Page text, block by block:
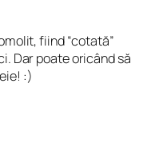
fiind “cotată”
Dar poate oricând să
:)